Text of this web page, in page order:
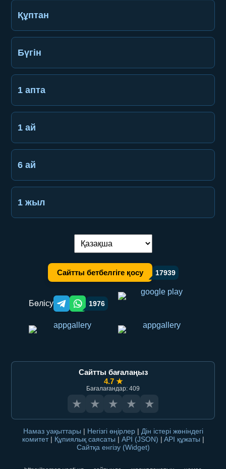
Құптан
Бүгін
1 апта
1 ай
6 ай
1 жыл
Тілді ауыстыру:
Сайтты бетбелгіге қосу 17939
Бөлісу Telegram orqali ulashish
WhatsApp orqali ulashish
1976
Сайтты бағалаңыз
4.7 ★
Бағалағандар: 409
★ ★ ★ ★ ★
Намаз уақыттары | Негізгі өңірлер | Дін істері жөніндегі
комитет | Құпиялық саясаты | API (JSON) | API құжаты |
Сайтқа енгізу (Widget)